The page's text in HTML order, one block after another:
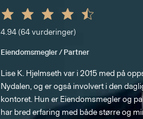
4.94 (64 vurderinger)
Eiendomsmegler / Partner
Lise K. Hjelmseth var i 2015 med på
Nydalen, og er også involvert i den
kontoret. Hun er Eiendomsmegler og
har bred erfaring med både større og